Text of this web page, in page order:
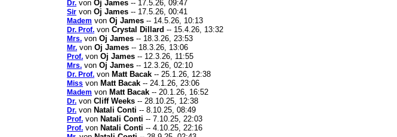
Dr. von Oj James -- 17.5.26, 09:47
Sir von Oj James -- 17.5.26, 00:41
Madem von Oj James -- 14.5.26, 10:13
Dr. Prof. von Crystal Dillard -- 15.4.26, 13:32
Mrs. von Oj James -- 18.3.26, 23:53
Mr. von Oj James -- 18.3.26, 13:06
Prof. von Oj James -- 12.3.26, 11:55
Mrs. von Oj James -- 12.3.26, 02:10
Dr. Prof. von Matt Bacak -- 25.1.26, 12:38
Miss von Matt Bacak -- 24.1.26, 23:06
Madem von Matt Bacak -- 20.1.26, 16:52
Dr. von Cliff Weeks -- 28.10.25, 12:38
Dr. von Natali Conti -- 8.10.25, 08:49
Prof. von Natali Conti -- 7.10.25, 22:03
Prof. von Natali Conti -- 4.10.25, 22:16